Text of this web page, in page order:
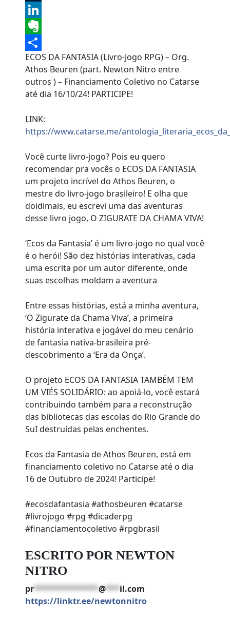
Tumblr
LinkedIn
Evernote
Share
ECOS DA FANTASIA (Livro-Jogo RPG) – Org.
Athos Beuren (part. Newton Nitro entre
outros ) – Financiamento Coletivo no Catarse
até dia 16/10/24! PARTICIPE!
LINK:
https://www.catarse.me/
Você curte livro-jogo? Pois eu quero
recomendar pra vocês o ECOS DA FANTASIA
um projeto incrível do Athos Beuren, o
mestre do livro-jogo brasileiro! E olha que
doidimais, eu escrevi uma das aventuras
desse livro jogo, O ZIGURATE DA CHAMA VIVA!
‘Ecos da Fantasia’ é um livro-jogo no qual você
é o herói! São dez histórias interativas, cada
uma escrita por um autor diferente, onde
suas escolhas moldam a aventura
Entre essas histórias, está a minha aventura,
‘O Zigurate da Chama Viva’, a primeira
história interativa e jogável do meu cenário
de fantasia nativa-brasileira pré-
descobrimento a ‘Era da Onça’.
O projeto ECOS DA FANTASIA TAMBÉM TEM
UM VIÉS SOLIDÁRIO: ao apoiá-lo, você estará
contribuindo também para a reconstrução
das bibliotecas das escolas do Rio Grande do
SuI destruídas pelas enchentes.
Ecos da Fantasia de Athos Beuren, está em
financiamento coletivo no Catarse até o dia
16 de Outubro de 2024! Participe!
#ecosdafantasia #athosbeuren #catarse
#livrojogo #rpg #dicaderpg
#financiamentocoletivo #rpgbrasil
ESCRITO POR NEWTON
NITRO
pr**************@***il.com
https://linktr.ee/newtonnitro